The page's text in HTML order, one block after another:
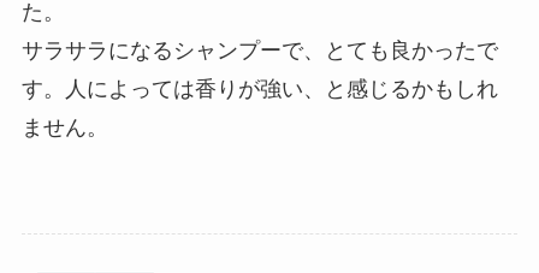
た。
サラサラになるシャンプーで、とても良かったで
す。人によっては香りが強い、と感じるかもしれ
ません。